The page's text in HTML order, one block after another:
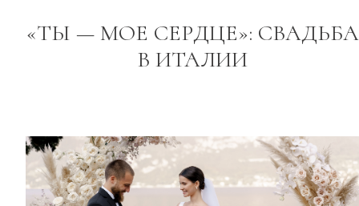
«ТЫ — МОЕ СЕРДЦЕ»: СВАДЬБА
В ИТАЛИИ